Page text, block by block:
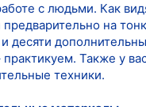
с людьми. Как
на
десяти
Также у
техники.